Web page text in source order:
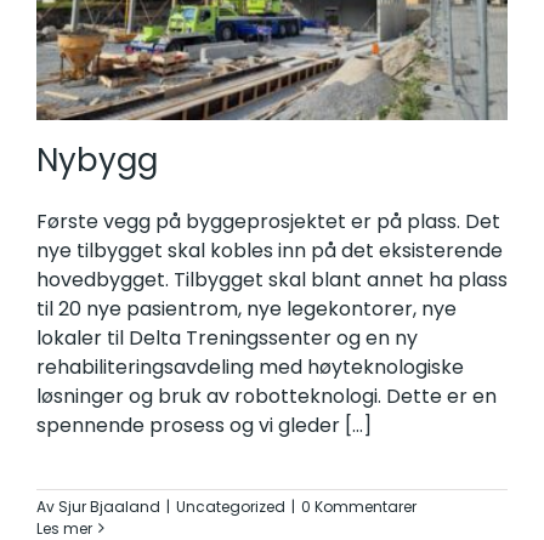
Nybygg
Første vegg på byggeprosjektet er på plass. Det
nye tilbygget skal kobles inn på det eksisterende
hovedbygget. Tilbygget skal blant annet ha plass
til 20 nye pasientrom, nye legekontorer, nye
lokaler til Delta Treningssenter og en ny
rehabiliteringsavdeling med høyteknologiske
løsninger og bruk av robotteknologi. Dette er en
spennende prosess og vi gleder [...]
AvSjur Bjaaland | Uncategorized | 0 Kommentarer
Les mer